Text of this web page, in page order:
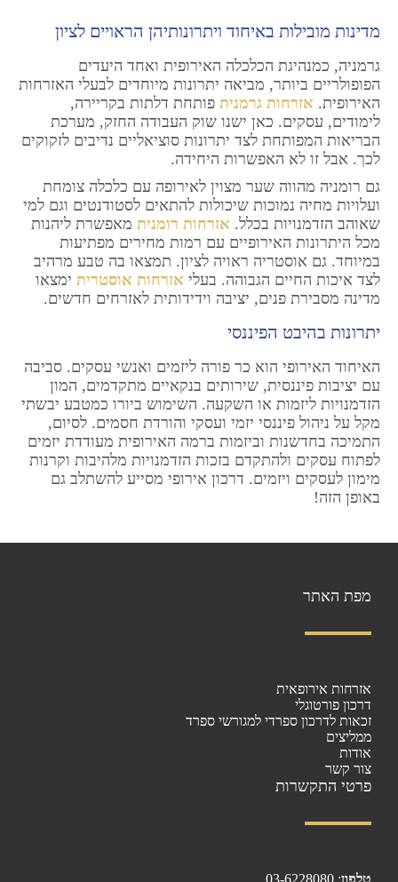
מדינות מובילות באיחוד ויתרונותיהן הראויים לציון
גרמניה, כמנהיגת הכלכלה האירופית ואחד היעדים
הפופולריים ביותר, מביאה יתרונות מיוחדים לבעלי האזרחות
האירופית. אזרחות גרמנית פותחת דלתות בקריירה,
לימודים, עסקים. כאן ישנו שוק העבודה החזק, מערכת
הבריאות המפותחת לצד יתרונות סוציאליים נדיבים לזקוקים
לכך. אבל זו לא האפשרות היחידה.
גם רומניה מהווה שער מצוין לאירופה עם כלכלה צומחת
ועלויות מחיה נמוכות שיכולות להתאים לסטודנטים וגם למי
שאוהב הזדמנויות בכלל. אזרחות רומנית מאפשרת ליהנות
מכל היתרונות האירופיים עם רמות מחירים מפתיעות
במיוחד. גם אוסטריה ראויה לציון. תמצאו בה טבע מרהיב
לצד איכות החיים הגבוהה. בעלי אזרחות אוסטרית ימצאו
מדינה מסבירת פנים, יציבה וידידותית לאזרחים חדשים.
יתרונות בהיבט הפיננסי
האיחוד האירופי הוא כר פורה ליזמים ואנשי עסקים. סביבה
עם יציבות פיננסית, שירותים בנקאיים מתקדמים, המון
הזדמנויות ליזמות או השקעה. השימוש ביורו כמטבע יבשתי
מקל על ניהול פיננסי יזמי ועסקי והורדת חסמים. לסיום,
התמיכה בחדשנות וביזמות ברמה האירופית מעודדת יזמים
לפתוח עסקים ולהתקדם בזכות הזדמנויות מלהיבות וקרנות
מימון לעסקים ויזמים. דרכון אירופי מסייע להשתלב גם
באופן הזה!
מפת האתר
אזרחות אירופאית
דרכון פורטוגלי
זכאות לדרכון ספרדי למגורשי ספרד
ממליצים
אודות
צור קשר
פרטי התקשרות
טלפון:
03-6228080